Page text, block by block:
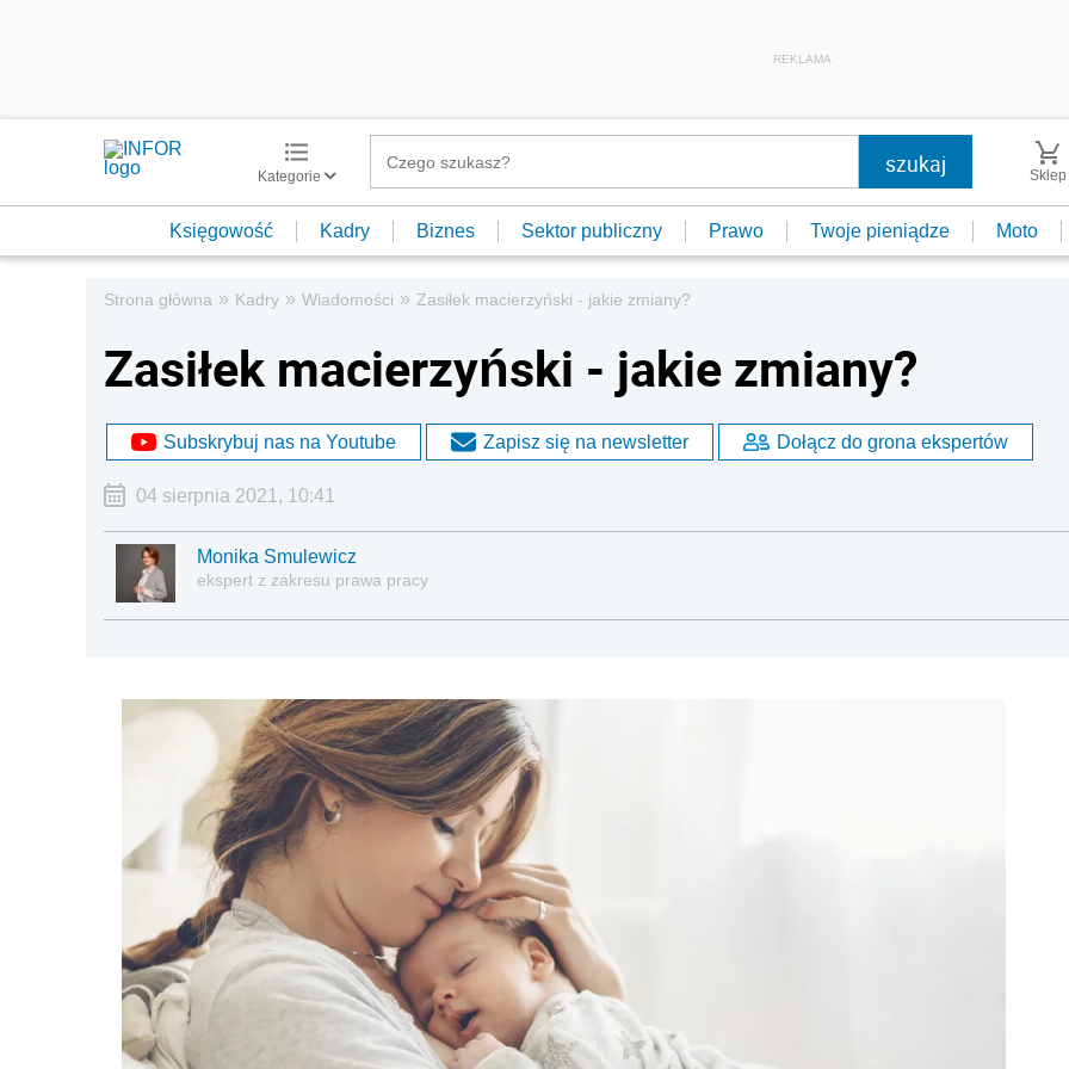
REKLAMA
Kategorie Sklep
Księgowość Kadry Biznes Sektor publiczny Prawo Twoje pieniądze Moto
Strona główna » Kadry » Wiadomości » Zasiłek macierzyński - jakie zmiany?
Zasiłek macierzyński - jakie zmiany?
Subskrybuj nas na Youtube Zapisz się na newsletter Dołącz do grona ekspertów
04 sierpnia 2021, 10:41
Monika Smulewicz
ekspert z zakresu prawa pracy